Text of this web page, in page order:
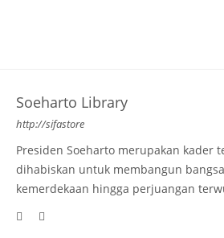
Soeharto Library
http://sifastore
Presiden Soeharto merupakan kader
dihabiskan untuk membangun
kemerdekaan hingga perjuangan